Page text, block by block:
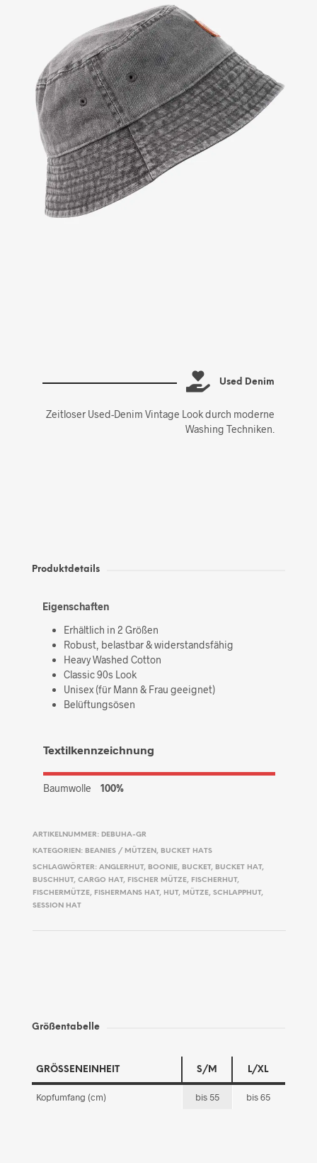
Used Denim
Zeitloser Used-Denim Vintage Look durch moderne
Washing Techniken.
Produktdetails
Eigenschaften
Erhältlich in 2 Größen
Robust, belastbar & widerstandsfähig
Heavy Washed Cotton
Classic 90s Look
Unisex (für Mann & Frau geeignet)
Belüftungsösen
Textilkennzeichnung
Baumwolle 100%
ARTIKELNUMMER: DEBUHA-GR
KATEGORIEN: BEANIES / MÜTZEN , BUCKET HATS
SCHLAGWÖRTER: ANGLERHUT, BOONIE, BUCKET, BUCKET HAT,
BUSCHHUT, CARGO HAT, FISCHER MÜTZE, FISCHERHUT,
FISCHERMÜTZE, FISHERMANS HAT, HUT, MÜTZE, SCHLAPPHUT,
SESSION HAT
Größentabelle
GRÖSSENEINHEIT S/M L/XL
Kopfumfang (cm) bis 55 bis 65